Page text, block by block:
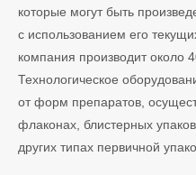
которые могут быть
с использованием его
компания производит около
Технологическое
от форм препаратов,
флаконах, блистерных
других типах первичной